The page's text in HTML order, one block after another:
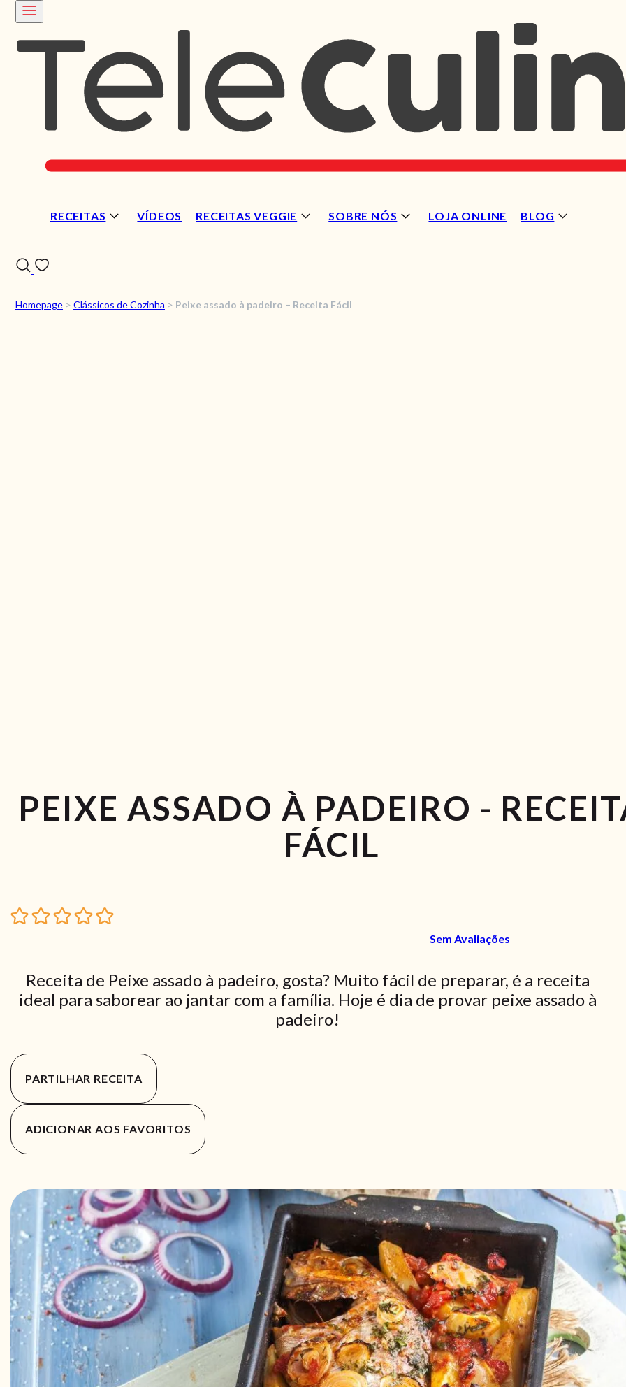
RECEITAS VÍDEOS RECEITAS VEGGIE SOBRE NÓS LOJA ONLINE BLOG
Homepage > Clássicos de Cozinha > Peixe assado à padeiro – Receita Fácil
PEIXE ASSADO À PADEIRO -
FÁCIL
Sem Avaliações
Receita de Peixe assado à padeiro, gosta? Muito fácil de preparar, é a receita
ideal para saborear ao jantar com a família. Hoje é dia de provar peixe assado à
padeiro!
PARTILHAR RECEITA
ADICIONAR AOS FAVORITOS